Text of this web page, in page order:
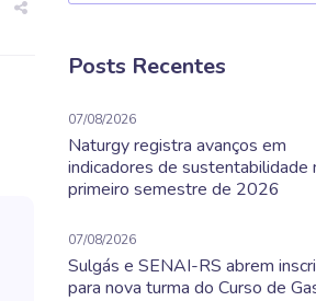
Posts Recentes
07/08/2026
Naturgy registra avanços em
indicadores de sustentabilidade
primeiro semestre de 2026
07/08/2026
Sulgás e SENAI-RS abrem
para nova turma do Curso de